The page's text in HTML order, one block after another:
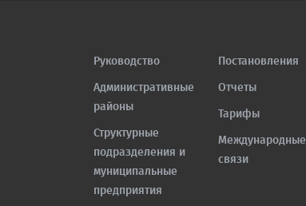
Руководство
Административные
районы
Структурные
подразделения и
муниципальные
предприятия
Постановления
Отчеты
Тарифы
Международные
связи